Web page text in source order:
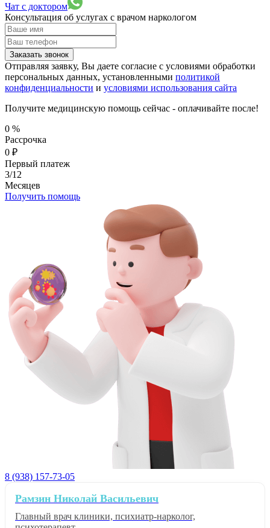
Чат с доктором
Консультация об услугах с врачом наркологом
Заказать звонок
Отправляя заявку, Вы даете согласие с условиями обработки
персональных данных, установленными политикой
конфиденциальности и условиями использования сайта
Получите медицинскую помощь сейчас - оплачивайте после!
0 %
Рассрочка
0 ₽
Первый платеж
3/12
Месяцев
Получить помощь
8 (938) 157-73-05
Рамзин Николай Васильевич
Главный врач клиники, психиатр-нарколог,